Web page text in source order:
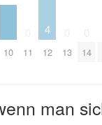
10 11
4
12 13 14
man